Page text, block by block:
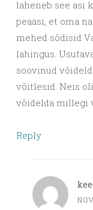
laheneb see asi
peaasi, et oma
mehed sõdisid
lahingus.
soovinud
võitlesid. Neis
võidelda millegi
Reply